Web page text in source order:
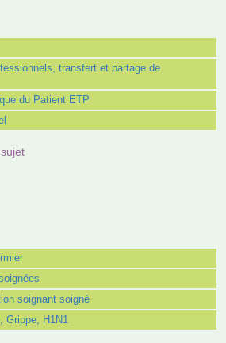
transfert et partage de
du Patient ETP
soignant soigné
Grippe, H1N1